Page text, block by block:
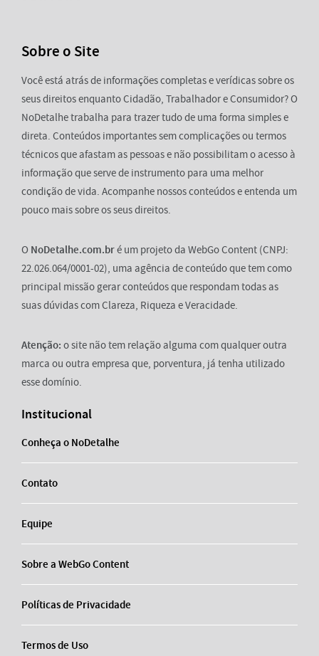
Sobre o Site
Você está atrás de informações completas e verídicas sobre os
seus direitos enquanto Cidadão, Trabalhador e Consumidor? O
NoDetalhe trabalha para trazer tudo de uma forma simples e
direta. Conteúdos importantes sem complicações ou termos
técnicos que afastam as pessoas e não possibilitam o acesso à
informação que serve de instrumento para uma melhor
condição de vida. Acompanhe nossos conteúdos e entenda um
pouco mais sobre os seus direitos.
O NoDetalhe.com.bré um projeto da WebGo Content (CNPJ:
22.026.064/0001-02), uma agência de conteúdo que tem como
principal missão gerar conteúdos que respondam todas as
suas dúvidas com Clareza, Riqueza e Veracidade.
Atenção: o site não tem relação alguma com qualquer outra
marca ou outra empresa que, porventura, já tenha utilizado
esse domínio.
Institucional
Conheça o NoDetalhe
Contato
Equipe
Sobre a WebGo Content
Políticas de Privacidade
Termos de Uso